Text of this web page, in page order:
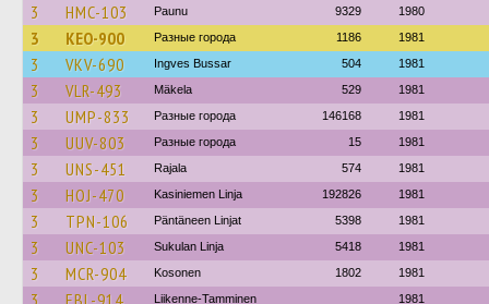
3 HMC-103 Paunu 9329 1980
3 KEO-900 Разные города 1186 1981
3 VKV-690 Ingves Bussar 504 1981
3 VLR-493 Mäkela 529 1981
3 UMP-833 Разные города 146168 1981
3 UUV-803 Разные города 15 1981
3 UNS-451 Rajala 574 1981
3 HOJ-470 Kasiniemen Linja 192826 1981
3 TPN-106 Päntäneen Linjat 5398 1981
3 UNC-103 Sukulan Linja 5418 1981
3 MCR-904 Kosonen 1802 1981
3 EBL-914 Liikenne-Tamminen 1981